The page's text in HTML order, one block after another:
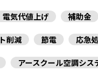
電気代値上げ
補助金
削減
節電
応急
アースクール空調シス